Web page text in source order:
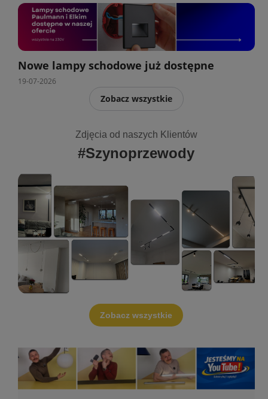
Nowe lampy schodowe już dostępne
19-07-2026
Zobacz wszystkie
Zdjęcia od naszych Klientów
#Szynoprzewody
Zobacz wszystkie